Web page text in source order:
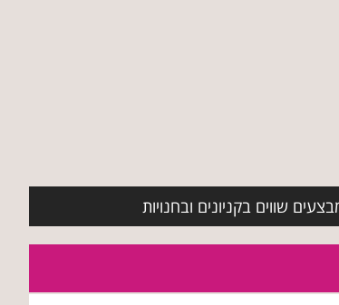
שווים בקניונים ובחנויות